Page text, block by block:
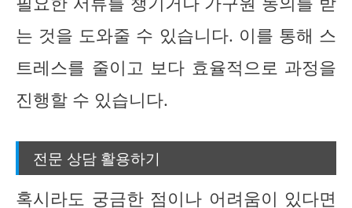
는 것을 도와줄 수 있습니다. 이를 통해 스
트레스를 줄이고 보다 효율적으로 과정을
진행할 수 있습니다.
전문 상담 활용하기
혹시라도 궁금한 점이나 어려움이 있다면